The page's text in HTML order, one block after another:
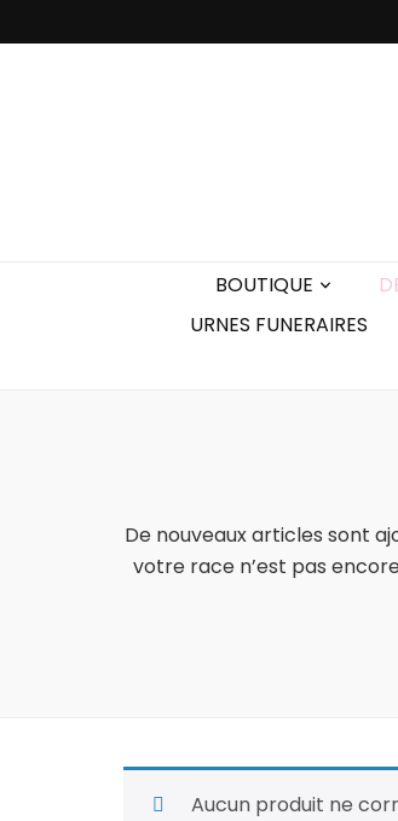
BOUTIQUE
URNES FUNERAIRES
De nouveaux articles sont
votre race n’est pas
Aucun produit ne